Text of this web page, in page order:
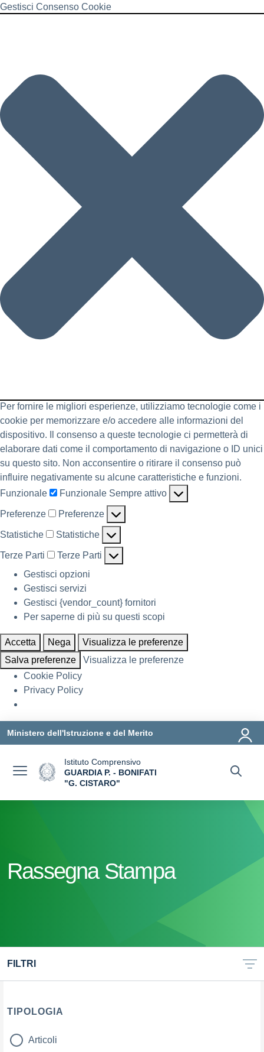
Gestisci Consenso Cookie
Per fornire le migliori esperienze, utilizziamo tecnologie come i
cookie per memorizzare e/o accedere alle informazioni del
dispositivo. Il consenso a queste tecnologie ci permetterà di
elaborare dati come il comportamento di navigazione o ID unici
su questo sito. Non acconsentire o ritirare il consenso può
influire negativamente su alcune caratteristiche e funzioni.
Funzionale
Funzionale Sempre attivo
Preferenze Preferenze
Statistiche Statistiche
Terze Parti
Terze Parti
Gestisci opzioni
Gestisci servizi
Gestisci {vendor_count} fornitori
Per saperne di più su questi scopi
Accetta Nega
Visualizza le preferenze
Salva preferenze
Visualizza le preferenze
Cookie Policy
Privacy Policy
Ministero dell'Istruzione e del Merito
Istituto Comprensivo
GUARDIA P. - BONIFATI
"G. CISTARO"
Rassegna Stampa
FILTRI
TIPOLOGIA
tipologia di articoli
Articoli